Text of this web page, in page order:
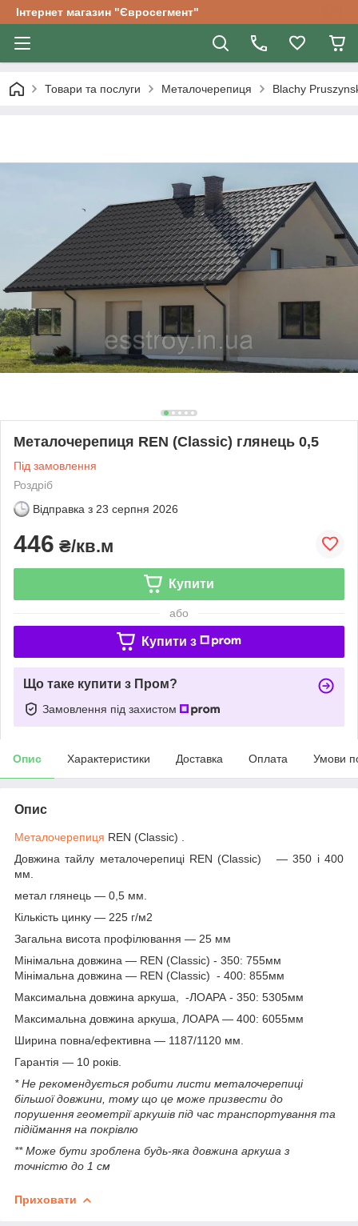
Інтернет магазин "Євросегмент"
Товари та послуги Металочерепиця Blachy
Металочерепиця REN (Classic) глянець 0,5
Під замовлення
Роздріб
Відправка з 23 серпня 2026
446 ₴/кв.м
Купити
або
Купити з
Що таке купити з Пром?
Замовлення під захистом
Опис Характеристики Доставка Оплата Умови
Опис
Металочерепиця REN (Classic) .
Довжина тайлу металочерепиці REN (Classic) — 350 і 400
мм.
метал глянець — 0,5 мм.
Кількість цинку — 225 г/м2
Загальна висота профілювання — 25 мм
Мінімальна довжина — REN (Classic) - 350: 755мм
Мінімальна довжина — REN (Classic) - 400: 855мм
Максимальна довжина аркуша, -ЛОАРА - 350: 5305мм
Максимальна довжина аркуша, ЛОАРА — 400: 6055мм
Ширина повна/ефективна — 1187/1120 мм.
Гарантія — 10 років.
* Не рекомендується робити листи металочерепиці
більшої довжини, тому що це може призвести до
порушення геометрії аркушів під час транспортування та
підіймання на покрівлю
** Може бути зроблена будь-яка довжина аркуша з
точністю до 1 см
Приховати